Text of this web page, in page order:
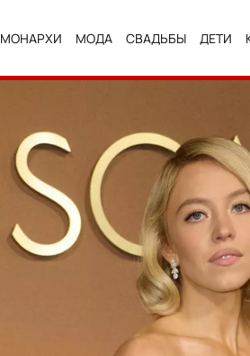
МОНАРХИ МОДА СВАДЬБЫ ДЕТИ